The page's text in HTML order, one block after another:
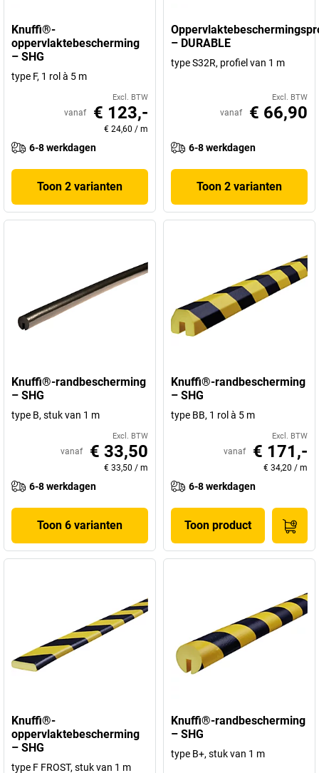
Knuffi®-
oppervlaktebescherming
– SHG
type F, 1 rol à 5 m
Excl. BTW
vanaf € 123,-
€ 24,60 / m
6-8 werkdagen
Toon 2 varianten
– DURABLE
type S32R, profiel van 1 m
Excl. BTW
vanaf € 66,90
6-8 werkdagen
Toon 2 varianten
Knuffi®-randbescherming
– SHG
type B, stuk van 1 m
Excl. BTW
vanaf € 33,50
€ 33,50 / m
6-8 werkdagen
Toon 6 varianten
Knuffi®-randbescherming
– SHG
type BB, 1 rol à 5 m
Excl. BTW
vanaf € 171,-
€ 34,20 / m
6-8 werkdagen
Toon product
Knuffi®-
oppervlaktebescherming
– SHG
type F FROST, stuk van 1 m
Knuffi®-randbescherming
– SHG
type B+, stuk van 1 m